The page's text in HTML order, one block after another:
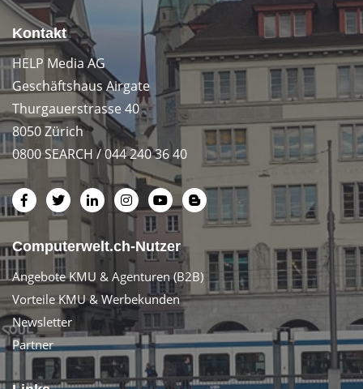
Kontakt
HELP Media AG
Geschäftshaus Airgate
Thurgauerstrasse 40
8050 Zürich
0800 SEARCH / 044 240 36 40
Computerwelt.ch-Nutzer
Angebote KMU & Agenturen (B2B)
Vorteile KMU & Werbekunden
Newsletter
Partner